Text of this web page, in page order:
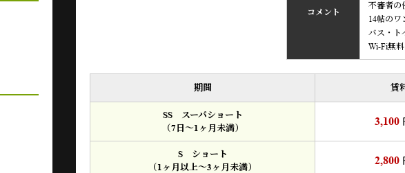
コメント
不審者の
14帖のワ
バス・ト
Wi-Fi無
期間 賃
SS スーパショート
（7日～1ヶ月未満）
3,100
S ショート
（1ヶ月以上～3ヶ月未満）
2,800